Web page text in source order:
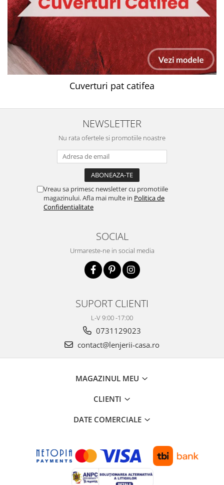
Cuverturi pat catifea
NEWSLETTER
Nu rata ofertele si promotiile noastre
Vreau sa primesc newsletter cu promotiile
magazinului. Afla mai multe in Politica de
Confidentialitate
SOCIAL
Urmareste-ne in social media
SUPORT CLIENTI
L-V 9:00 -17:00
0731129023
contact@lenjerii-casa.ro
MAGAZINUL MEU
CLIENTI
DATE COMERCIALE